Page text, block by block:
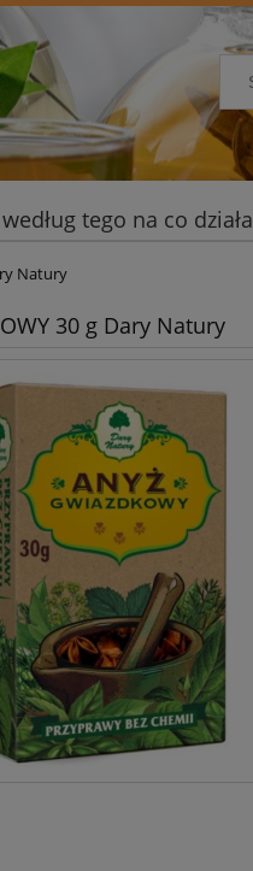
tego na co działa
Natury
30 g Dary Natury